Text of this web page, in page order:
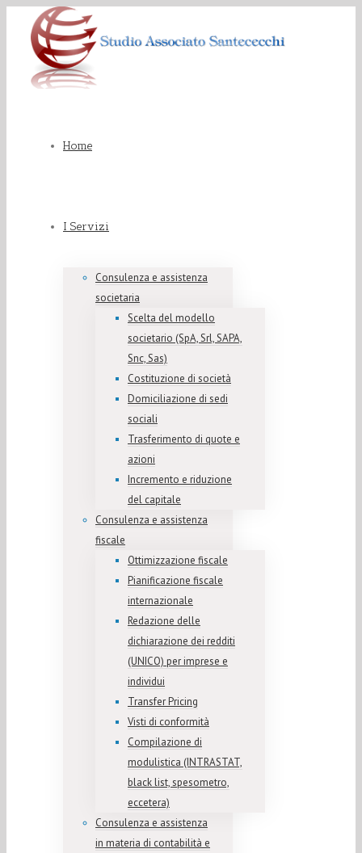
Home
I Servizi
Consulenza e assistenza
societaria
Scelta del modello
societario (SpA, Srl, SAPA,
Snc, Sas)
Costituzione di società
Domiciliazione di sedi
sociali
Trasferimento di quote e
azioni
Incremento e riduzione
del capitale
Consulenza e assistenza
fiscale
Ottimizzazione fiscale
Pianificazione fiscale
internazionale
Redazione delle
dichiarazione dei redditi
(UNICO) per imprese e
individui
Transfer Pricing
Visti di conformità
Compilazione di
modulistica (INTRASTAT,
black list, spesometro,
eccetera)
Consulenza e assistenza
in materia di contabilità e